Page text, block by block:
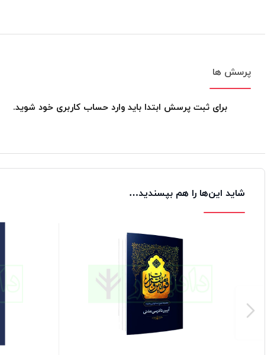
پرسش ها
برای ثبت پرسش ابتدا باید وارد حساب کاربری خود شوید.
شاید این‌ها را هم بپسندید…